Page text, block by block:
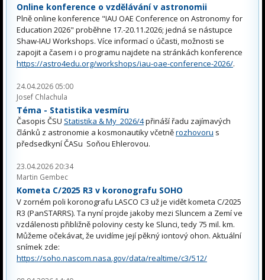
Online konference o vzdělávání v astronomii
Plně online konference "IAU OAE Conference on Astronomy for
Education 2026" proběhne 17.-20.11.2026; jedná se nástupce
Shaw-IAU Workshops. Více informací o účasti, možnosti se
zapojit a časem i o programu najdete na stránkách konference
https://astro4edu.org/workshops/iau-oae-conference-2026/.
24.04.2026 05:00
Josef Chlachula
Téma - Statistika vesmíru
Časopis ČSU Statistika & My 2026/4přináší řadu zajímavých
článků z astronomie a kosmonautiky včetněrozhovoru s
předsedkyní ČASu Soňou Ehlerovou.
23.04.2026 20:34
Martin Gembec
Kometa C/2025 R3 v koronografu SOHO
V zorném poli koronografu LASCO C3 už je vidět kometa C/2025
R3 (PanSTARRS). Ta nyní projde jakoby mezi Sluncem a Zemí ve
vzdálenosti přibližně poloviny cesty ke Slunci, tedy 75 mil. km.
Můžeme očekávat, že uvidíme její pěkný iontový ohon. Aktuální
snímek zde:
https://soho.nascom.nasa.gov/data/realtime/c3/512/